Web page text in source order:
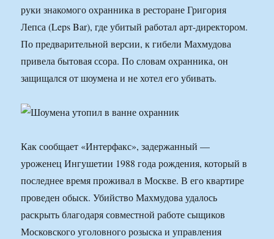
руки знакомого охранника в ресторане Григория
Лепса (Leps Bar), где убитый работал арт-директором.
По предварительной версии, к гибели Махмудова
привела бытовая ссора. По словам охранника, он
защищался от шоумена и не хотел его убивать.
Как сообщает «Интерфакс», задержанный —
уроженец Ингушетии 1988 года рождения, который в
последнее время проживал в Москве. В его квартире
проведен обыск. Убийство Махмудова удалось
раскрыть благодаря совместной работе сыщиков
Московского уголовного розыска и управления